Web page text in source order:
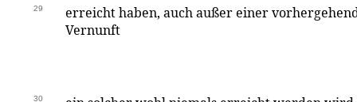
29
erreicht haben, auch außer einer
Vernunft
30